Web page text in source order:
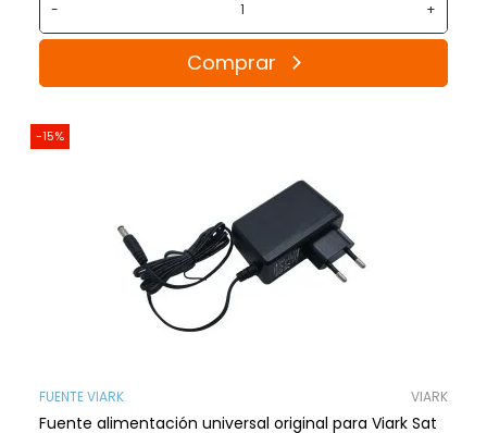
- +
Comprar
-15%
FUENTE VIARK VIARK
Fuente alimentación universal original para Viark Sat